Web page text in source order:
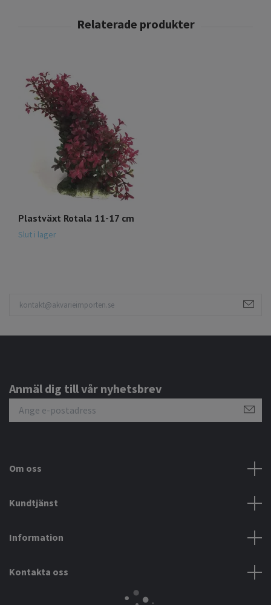
Plastväxt Rotala 11-17 cm
Slut i lager
Anmäl dig till vår nyhetsbrev
Om oss
Kundtjänst
Information
Kontakta oss